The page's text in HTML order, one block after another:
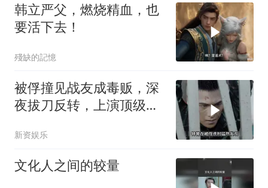
韩立严父，燃烧精血，也
要活下去！
殘缺的記憶
被俘撞见战友成毒贩，深
夜拔刀反转，上演顶级卧
新资娱乐
文化人之间的较量